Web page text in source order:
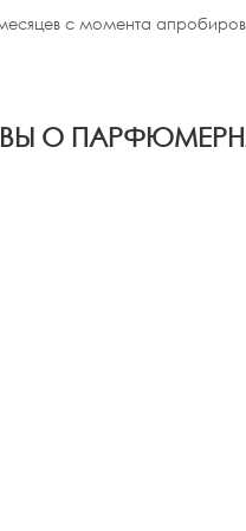
с момента
О ПАРФЮМЕРНАЯ